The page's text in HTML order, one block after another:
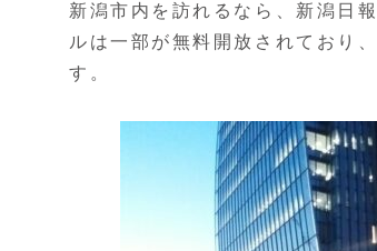
新潟市内を訪れるなら、新潟日
ルは一部が無料開放されており
す。